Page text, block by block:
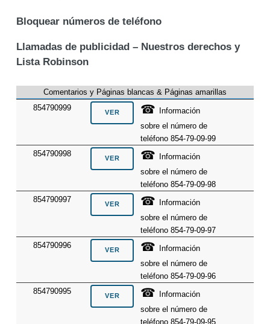
Bloquear números de teléfono
Llamadas de publicidad – Nuestros derechos y
Lista Robinson
Comentarios y Páginas blancas & Páginas amarillas
854790999
☎
Información
sobre el número de
teléfono 854-79-09-99
854790998
☎
Información
sobre el número de
teléfono 854-79-09-98
854790997
☎
Información
sobre el número de
teléfono 854-79-09-97
854790996
☎
Información
sobre el número de
teléfono 854-79-09-96
854790995
☎
Información
sobre el número de
teléfono 854-79-09-95